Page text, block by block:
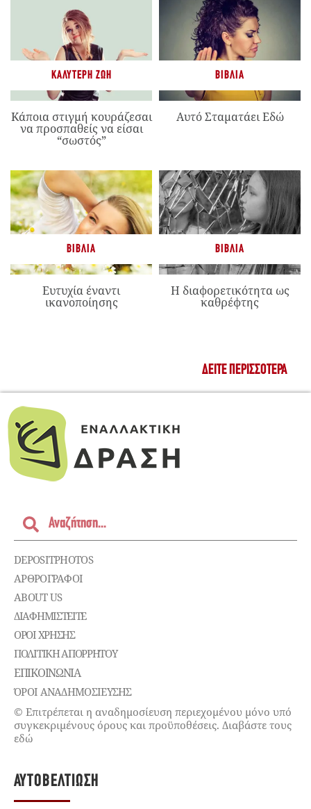
ΚΑΛΎΤΕΡΗ ΖΩΉ
Κάποια στιγμή κουράζεσαι
να προσπαθείς να είσαι
“σωστός”
ΒΙΒΛΊΑ
Αυτό Σταματάει Εδώ
ΒΙΒΛΊΑ
Ευτυχία έναντι
ικανοποίησης
ΒΙΒΛΊΑ
Η διαφορετικότητα ως
καθρέφτης
ΔΕΊΤΕ ΠΕΡΙΣΣΌΤΕΡΑ
DEPOSITPHOTOS
ΑΡΘΡΟΓΡΑΦΟΙ
ABOUT US
ΔΙΑΦΗΜΙΣΤΕΊΤΕ
ΌΡΟΙ ΧΡΉΣΗΣ
ΠΟΛΙΤΙΚΉ ΑΠΟΡΡΉΤΟΥ
ΕΠΙΚΟΙΝΩΝΊΑ
ΌΡΟΙ ΑΝΑΔΗΜΟΣΙΕΥΣΗΣ
© Επιτρέπεται η αναδημοσίευση περιεχομένου μόνο υπό
συγκεκριμένους όρους και προϋποθέσεις. Διαβάστε τους
εδώ
ΑΥΤΟΒΕΛΤΊΩΣΗ